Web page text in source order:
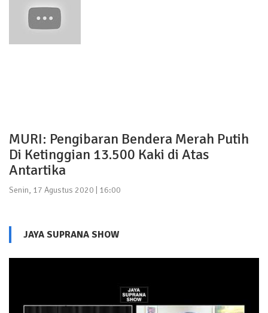
MURI: Pengibaran Bendera Merah Putih
Di Ketinggian 13.500 Kaki di Atas
Antartika
Senin, 17 Agustus 2020 | 16:00
JAYA SUPRANA SHOW